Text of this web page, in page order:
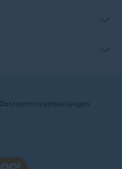
Datenschutzeinstellungen